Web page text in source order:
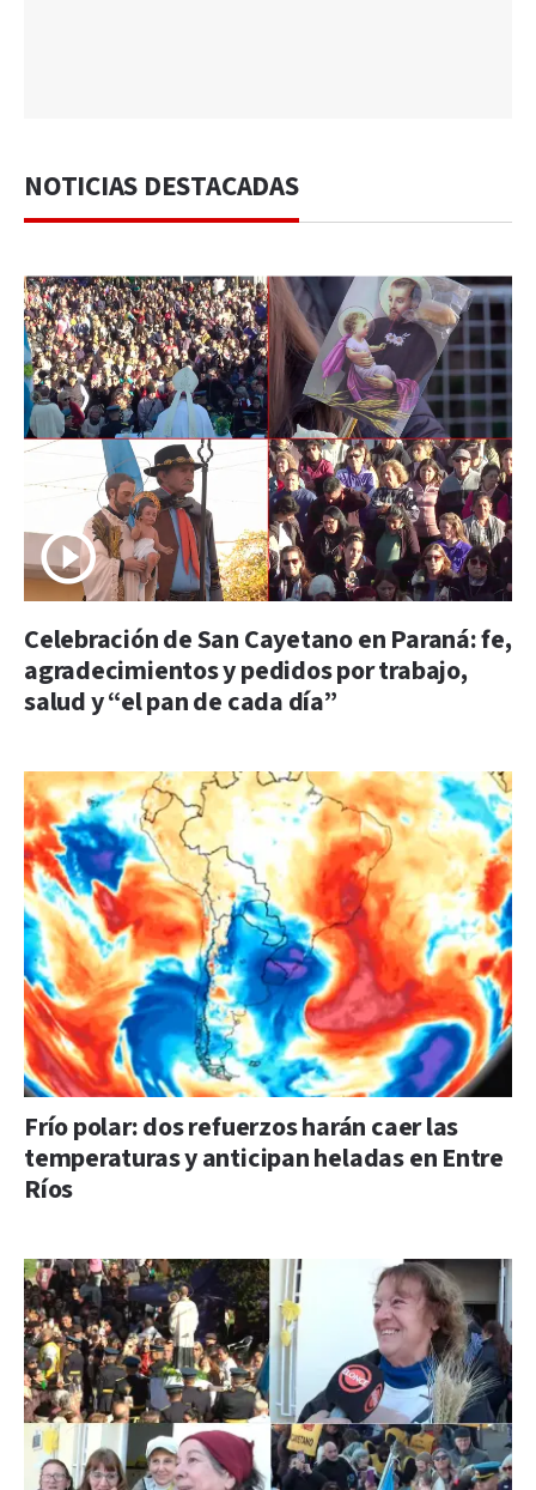
NOTICIAS DESTACADAS
Celebración de San Cayetano en Paraná: fe,
agradecimientos y pedidos por trabajo,
salud y “el pan de cada día”
Frío polar: dos refuerzos harán caer las
temperaturas y anticipan heladas en Entre
Ríos